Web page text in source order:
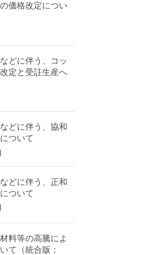
価格改定につい
どに伴う、コッ
定と受註生産へ
どに伴う、協和
ついて
どに伴う、正和
ついて
料等の高騰によ
て（統合版：